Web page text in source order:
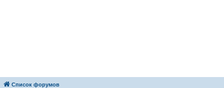
Список форумов